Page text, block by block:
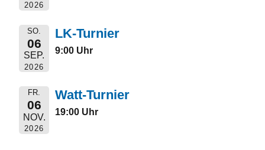
2026
SO.
06
SEP.
2026
LK-Turnier
9:00 Uhr
FR.
06
NOV.
2026
Watt-Turnier
19:00 Uhr